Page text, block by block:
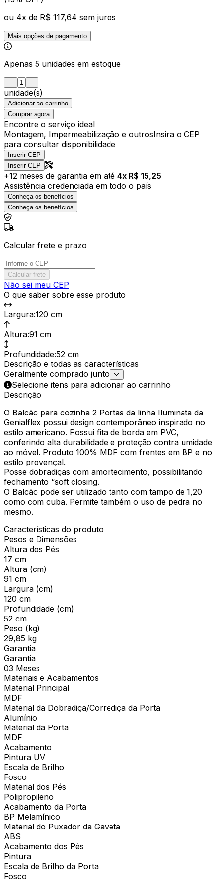
ou 4x de R$ 117,64 sem juros
Mais opções de pagamento
Apenas 5 unidades em estoque
unidade(s)
Adicionar ao carrinho
Comprar agora
Encontre o serviço ideal
Montagem, Impermeabilização e outrosInsira o CEP
para consultar disponibilidade
Inserir CEP
Inserir CEP
+12 meses de garantia em até 4x R$ 15,25
Assistência credenciada em todo o país
Conheça os benefícios
Conheça os benefícios
Calcular frete e prazo
Calcular frete
Não sei meu CEP
O que saber sobre esse produto
Largura:120 cm
Altura:91 cm
Profundidade:52 cm
Descrição e todas as características
Geralmente comprado junto
Selecione itens para adicionar ao carrinho
Descrição
O Balcão para cozinha 2 Portas da linha Iluminata da
Genialflex possui design contemporâneo inspirado no
estilo americano. Possui fita de borda em PVC,
conferindo alta durabilidade e proteção contra umidade
ao móvel. Produto 100% MDF com frentes em BP e no
estilo provençal.
Posse dobradiças com amortecimento, possibilitando
fechamento “soft closing.
O Balcão pode ser utilizado tanto com tampo de 1,20
como com cuba. Permite também o uso de pedra no
mesmo.
Características do produto
Pesos e Dimensões
Altura dos Pés
17 cm
Altura (cm)
91 cm
Largura (cm)
120 cm
Profundidade (cm)
52 cm
Peso (kg)
29,85 kg
Garantia
Garantia
03 Meses
Materiais e Acabamentos
Material Principal
MDF
Material da Dobradiça/Corrediça da Porta
Alumínio
Material da Porta
MDF
Acabamento
Pintura UV
Escala de Brilho
Fosco
Material dos Pés
Polipropileno
Acabamento da Porta
BP Melamínico
Material do Puxador da Gaveta
ABS
Acabamento dos Pés
Pintura
Escala de Brilho da Porta
Fosco